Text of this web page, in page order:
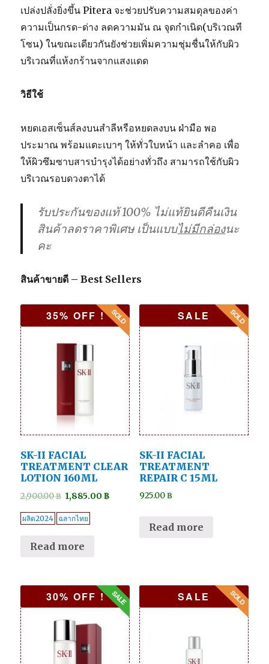
เปล่งปลั่งยิ่งขึ้น Pitera จะช่วยปรับความสมดุลของค่า
ความเป็นกรด-ด่าง ลดความมัน ณ จุดกำเนิด(บริเวณที
โซน) ในขณะเดียวกันยังช่วยเพิ่มความชุ่มชื่นให้กับผิว
บริเวณที่แห้งกร้านจากแสงแดด
วิธีใช้
หยดเอสเซ็นส์ลงบนสำลีหรือหยดลงบน ฝ่ามือ พอ
ประมาณ พร้อมแตะเบาๆ ให้ทั่วใบหน้า และลำคอ เพื่อ
ให้ผิวซึมซาบสารบำรุงได้อย่างทั่วถึง สามารถใช้กับผิว
บริเวณรอบดวงตาได้
รับประกันของแท้ 100% ไม่แท้ยินดีคืนเงิน
สินค้าลดราคาพิเศษ เป็นแบบไม่มีกล่องนะ
คะ
สินค้าขายดี – Best Sellers
35% OFF !
SK-II FACIAL
TREATMENT CLEAR
LOTION 160ML
2,900.00฿ 1,885.00 ฿
ผลิต2024 ฉลากไทย
Read more
SALE
SK-II FACIAL
TREATMENT
REPAIR C 15ML
925.00฿
Read more
30% OFF ! SALE